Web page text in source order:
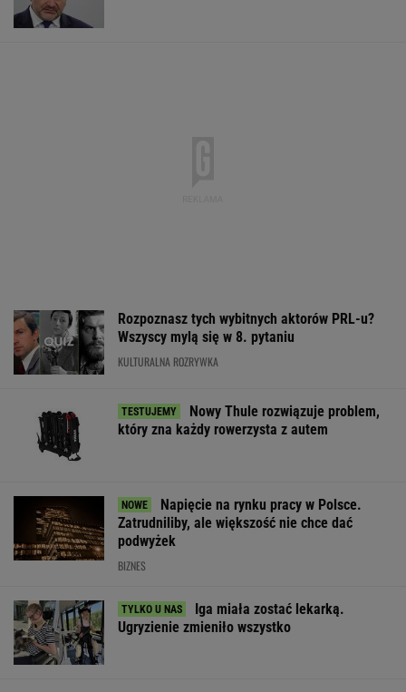
Rozpoznasz tych wybitnych aktorów PRL-u?
Wszyscy mylą się w 8. pytaniu
KULTURALNA ROZRYWKA
Nowy Thule rozwiązuje problem,
który zna każdy rowerzysta z autem
Napięcie na rynku pracy w Polsce.
Zatrudniliby, ale większość nie chce dać
podwyżek
BIZNES
Iga miała zostać lekarką.
Ugryzienie zmieniło wszystko